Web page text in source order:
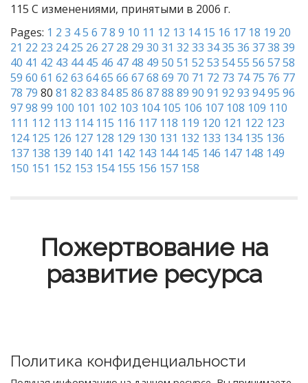
115 С изменениями, принятыми в 2006 г.
Pages: 1 2 3 45 6 78 9 10 11 12 13 14 15 16 17 18 19 20
21 22 23 24 25 26 27 28 29 30 31 32 33 3435 36 3738 39
40 41 42 43 44 45 46 47 48 49 50 51 52 53 5455 56 5758
59 60 61 62 63 6465 66 6768 69 70 71 72 73 74 75 76 77
78 79 80 81 82 83 8485 86 8788 89 90 91 92 93 9495 96
9798 99 100 101 102 103 104 105 106 107 108 109 110
111 112 113 114 115 116 117 118 119 120 121 122 123
124 125 126 127 128 129 130 131 132 133 134 135 136
137 138 139 140 141 142 143 144 145 146 147 148 149
150 151 152 153 154 155 156 157 158
Пожертвование на
развитие ресурса
Политика конфиденциальности